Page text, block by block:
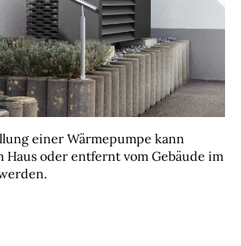
einer Wärmepumpe kann
Haus oder entfernt vom Gebäude im